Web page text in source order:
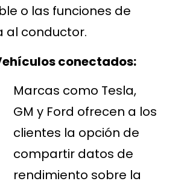
o las funciones de
al conductor.
conectados:
Marcas como Tesla,
GM y Ford ofrecen a los
clientes la opción de
compartir datos de
rendimiento sobre la